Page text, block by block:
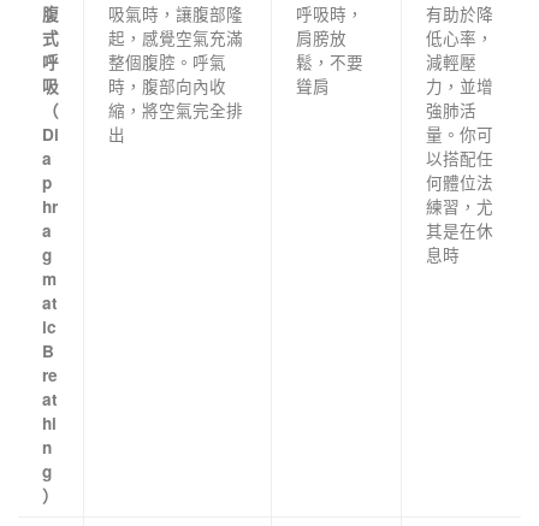
腹
式
呼
吸
（
Di
a
p
hr
a
g
m
at
ic
B
re
at
hi
n
g
）
吸氣時，讓腹部隆
起，感覺空氣充滿
整個腹腔。呼氣
時，腹部向內收
縮，將空氣完全排
出
呼吸時，
肩膀放
鬆，不要
聳肩
有助於降
低心率，
減輕壓
力，並增
強肺活
量。你可
以搭配任
何體位法
練習，尤
其是在休
息時